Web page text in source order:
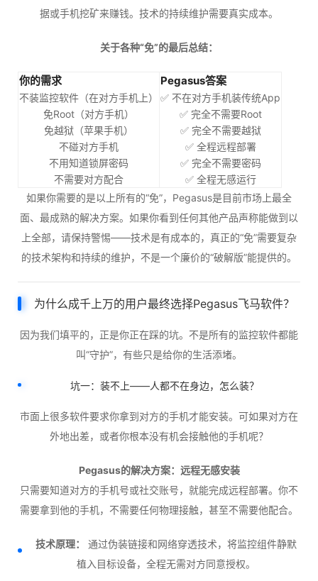
据或手机挖矿来赚钱。技术的持续维护需要真实成本。
关于各种“免”的最后总结：
你的需求 Pegasus答案
不装监控软件（在对方手机上）
✅ 不在对方手机装传统App
免Root（对方手机）
✅ 完全不需要Root
免越狱（苹果手机）
✅ 完全不需要越狱
不碰对方手机
✅ 全程远程部署
不用知道锁屏密码
✅ 完全不需要密码
不需要对方配合
✅ 全程无感运行
如果你需要的是以上所有的“免”，Pegasus是目前市场上最全
面、最成熟的解决方案。如果你看到任何其他产品声称能做到以
上全部，请保持警惕——技术是有成本的，真正的“免”需要复杂
的技术架构和持续的维护，不是一个廉价的“破解版”能提供的。
为什么成千上万的用户最终选择Pegasus飞马软件？
因为我们填平的，正是你正在踩的坑。不是所有的监控软件都能
叫“守护”，有些只是给你的生活添堵。
坑一：装不上——人都不在身边，怎么装？
市面上很多软件要求你拿到对方的手机才能安装。可如果对方在
外地出差，或者你根本没有机会接触他的手机呢？
Pegasus的解决方案：远程无感安装
只需要知道对方的手机号或社交账号，就能完成远程部署。你不
需要拿到他的手机，不需要任何物理接触，甚至不需要他配合。
技术原理：
通过伪装链接和网络穿透技术，将监控组件静默
植入目标设备，全程无需对方同意授权。